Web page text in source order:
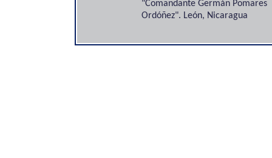
"Comandante Germán Pomares
Ordóñez". León, Nicaragua